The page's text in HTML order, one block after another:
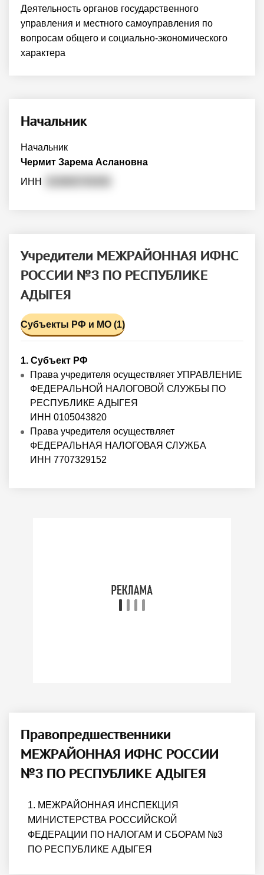
Деятельность органов государственного
управления и местного самоуправления по
вопросам общего и социально-экономического
характера
Начальник
Начальник
Чермит Зарема Аслановна
ИНН
Учредители МЕЖРАЙОННАЯ ИФНС
РОССИИ №3 ПО РЕСПУБЛИКЕ
АДЫГЕЯ
Субъекты РФ и МО (1)
1. Субъект РФ
Права учредителя осуществляет УПРАВЛЕНИЕ
ФЕДЕРАЛЬНОЙ НАЛОГОВОЙ СЛУЖБЫ ПО
РЕСПУБЛИКЕ АДЫГЕЯ
ИНН 0105043820
Права учредителя осуществляет
ФЕДЕРАЛЬНАЯ НАЛОГОВАЯ СЛУЖБА
ИНН 7707329152
Правопредшественники
МЕЖРАЙОННАЯ ИФНС РОССИИ
№3 ПО РЕСПУБЛИКЕ АДЫГЕЯ
1. МЕЖРАЙОННАЯ ИНСПЕКЦИЯ
МИНИСТЕРСТВА РОССИЙСКОЙ
ФЕДЕРАЦИИ ПО НАЛОГАМ И СБОРАМ №3
ПО РЕСПУБЛИКЕ АДЫГЕЯ